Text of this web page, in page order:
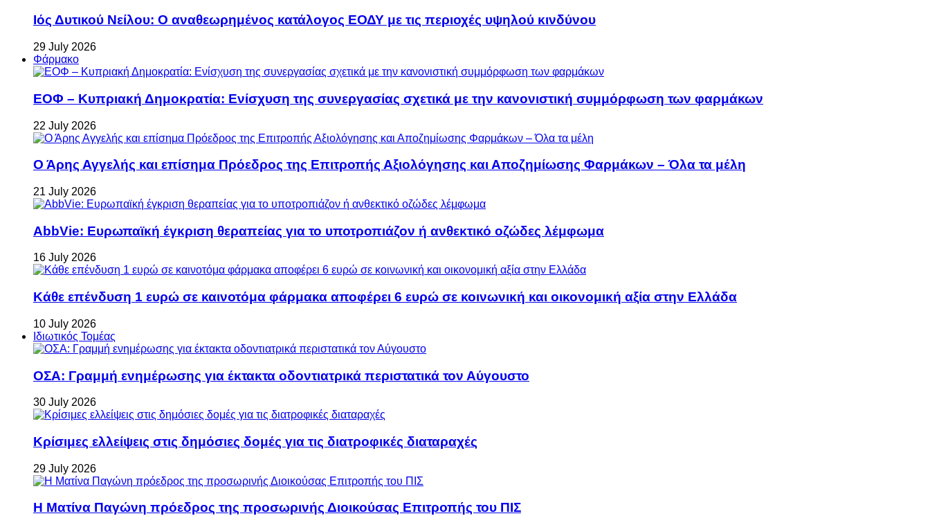
Ιός Δυτικού Νείλου: Ο αναθεωρημένος κατάλογος ΕΟΔΥ με τις περιοχές υψηλού κινδύνου
29 July 2026
Φάρμακο
ΕΟΦ – Κυπριακή Δημοκρατία: Ενίσχυση της συνεργασίας σχετικά με την κανονιστική συμμόρφωση των φαρμάκων
22 July 2026
Ο Άρης Αγγελής και επίσημα Πρόεδρος της Επιτροπής Αξιολόγησης και Αποζημίωσης Φαρμάκων – Όλα τα μέλη
21 July 2026
AbbVie: Ευρωπαϊκή έγκριση θεραπείας για το υποτροπιάζον ή ανθεκτικό οζώδες λέμφωμα
16 July 2026
Κάθε επένδυση 1 ευρώ σε καινοτόμα φάρμακα αποφέρει 6 ευρώ σε κοινωνική και οικονομική αξία στην Ελλάδα
10 July 2026
Ιδιωτικός Τομέας
ΟΣΑ: Γραμμή ενημέρωσης για έκτακτα οδοντιατρικά περιστατικά τον Αύγουστο
30 July 2026
Κρίσιμες ελλείψεις στις δημόσιες δομές για τις διατροφικές διαταραχές
29 July 2026
Η Ματίνα Παγώνη πρόεδρος της προσωρινής Διοικούσας Επιτροπής του ΠΙΣ